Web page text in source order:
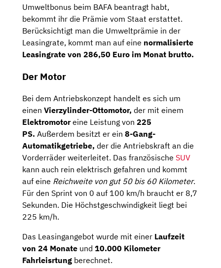
Umweltbonus beim BAFA beantragt habt,
bekommt ihr die Prämie vom Staat erstattet.
Berücksichtigt man die Umweltprämie in der
Leasingrate, kommt man auf eine normalisierte
Leasingrate von 286,50 Euro im Monat brutto.
Der Motor
Bei dem Antriebskonzept handelt es sich um
einen Vierzylinder-Ottomotor, der mit einem
Elektromotoreine Leistung von 225
PS. Außerdem besitzt er ein 8-Gang-
Automatikgetriebe, der die Antriebskraft an die
Vorderräder weiterleitet. Das französische SUV
kann auch rein elektrisch gefahren und kommt
auf eine Reichweite von gut 50 bis 60 Kilometer.
Für den Sprint von 0 auf 100 km/h braucht er 8,7
Sekunden. Die Höchstgeschwindigkeit liegt bei
225 km/h.
Das Leasingangebot wurde mit einer Laufzeit
von 24 Monate und 10.000 Kilometer
Fahrleisrtung berechnet.